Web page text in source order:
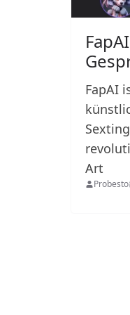
FapAI
Art
Probesto